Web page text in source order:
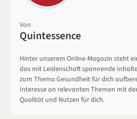
Von
Quintessence
Hinter unserem Online-Magazin steht
das mit Leidenschaft spannende
zum Thema Gesundheit für dich
Interesse an relevanten Themen mit
Qualität und Nutzen für dich.